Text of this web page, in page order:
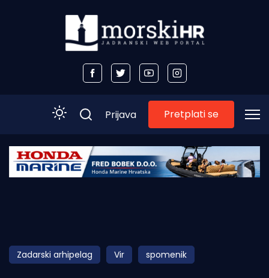
Početna
Obala
Otoci
Prijava Pretplati se
Zadarski arhipelag Vir spomenik